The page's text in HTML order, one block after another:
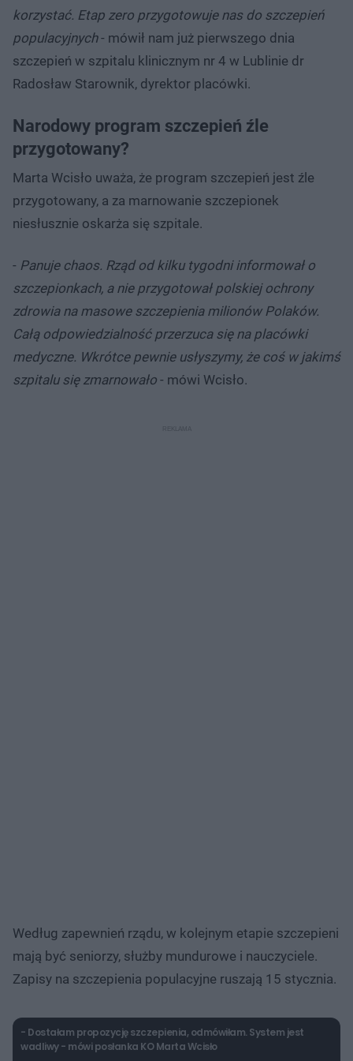
korzystać. Etap zero przygotowuje nas do szczepień
populacyjnych- mówił nam już pierwszego dnia
szczepień w szpitalu klinicznym nr 4 w Lublinie dr
Radosław Starownik, dyrektor placówki.
Narodowy program szczepień źle
przygotowany?
Marta Wcisło uważa, że program szczepień jest źle
przygotowany, a za marnowanie szczepionek
niesłusznie oskarża się szpitale.
- Panuje chaos. Rząd od kilku tygodni informował o
szczepionkach, a nie przygotował polskiej ochrony
zdrowia na masowe szczepienia milionów Polaków.
Całą odpowiedzialność przerzuca się na placówki
medyczne. Wkrótce pewnie usłyszymy, że coś w jakimś
szpitalu się zmarnowało - mówi Wcisło.
Według zapewnień rządu, w kolejnym etapie szczepieni
mają być seniorzy, służby mundurowe i nauczyciele.
Zapisy na szczepienia populacyjne ruszają 15 stycznia.
- Dostałam propozycję szczepienia, odmówiłam. System jest
wadliwy - mówi posłanka KO Marta Wcisło